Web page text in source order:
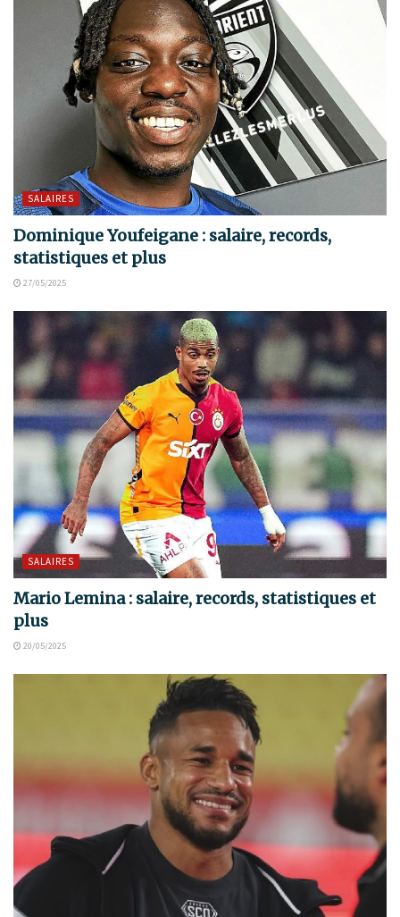
SALAIRES
Dominique Youfeigane : salaire, records,
statistiques et plus
27/05/2025
SALAIRES
Mario Lemina : salaire, records, statistiques et
plus
20/05/2025